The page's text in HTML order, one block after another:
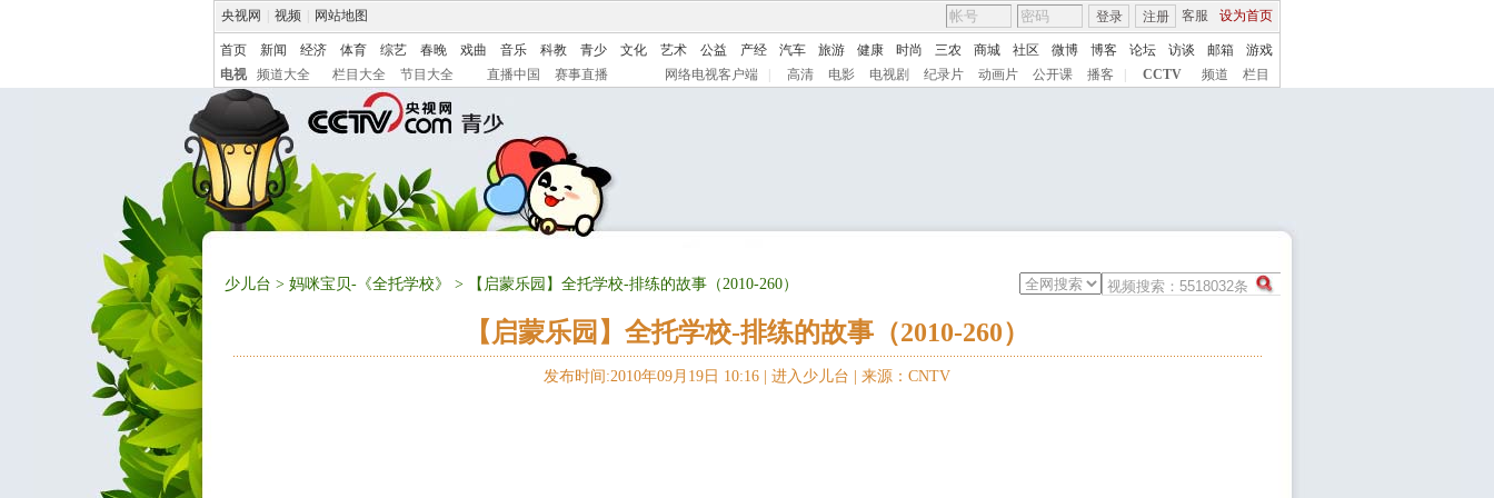
央视网 视频 网站地图 客服 设为首页
登录 注册
首页 新闻 经济 体育 综艺 春晚 戏曲 音乐 科教 青少 文化 艺术 公益 产经 汽车 旅游 健康 时尚 三农 商城 社区 微博 博客 论坛 访谈 邮箱
游戏
电视
频道大全 栏目大全 节目大全 直播中国 赛事直播 网络电视客户端 高清 电影 电视剧 纪录片 动画片 公开课 播客 CCTV 频道 栏目
少儿台 > 妈咪宝贝-《全托学校》 > 【启蒙乐园】全托学校-排练的故事（2010-260）
【启蒙乐园】全托学校-排练的故事（2010-260）
发布时间:2010年09月19日 10:16 | 进入少儿台 来源：CNTV